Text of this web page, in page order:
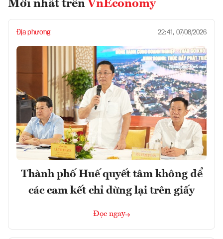
Mới nhất trên VnEconomy
Địa phương 22:41, 07/08/2026
Thành phố Huế quyết tâm không để
các cam kết chỉ dừng lại trên giấy
Đọc ngay